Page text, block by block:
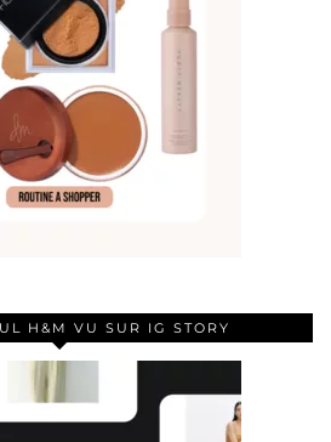
H&M VU SUR IG STORY